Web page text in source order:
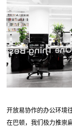
开放易协作的办公环境
在巴顿，我们极力推崇